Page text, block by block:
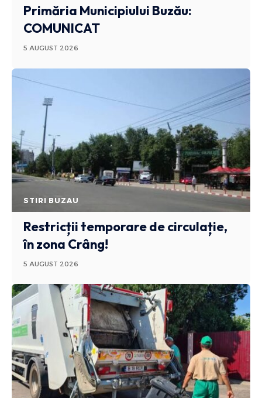
Primăria Municipiului Buzău:
COMUNICAT
5 AUGUST 2026
STIRI BUZAU
Restricții temporare de circulație,
în zona Crâng!
5 AUGUST 2026